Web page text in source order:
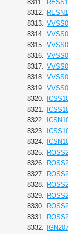
8311.
8312.
8313.
8314.
8315.
8316.
8317.
8318.
8319.
8320.
8321.
8322.
8323.
8324.
8325.
8326.
8327.
8328.
8329.
8330.
8331.
8332.